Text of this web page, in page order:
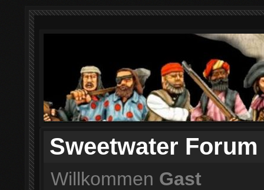
Sweetwater Forum
Willkommen Gast